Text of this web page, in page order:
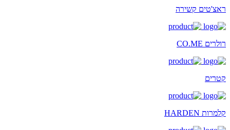
ראצ'טים קשירה
רולרים CO.ME
קטרים
קלמרות HARDEN